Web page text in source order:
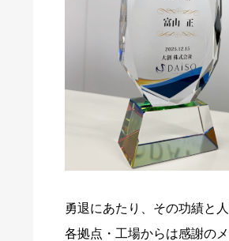
勇退にあたり、その功績と
各拠点・工場からは感謝の